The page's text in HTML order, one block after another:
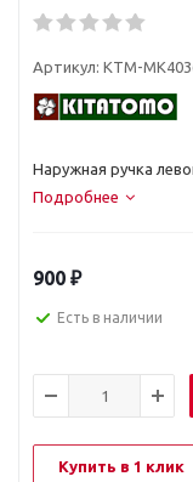
Артикул: KTM-
Наружная ручка
Подробнее
900 ₽
Есть в наличии
Купить в 1 клик